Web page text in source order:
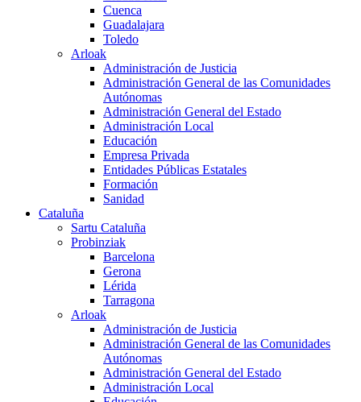
Cuenca
Guadalajara
Toledo
Arloak
Administración de Justicia
Administración General de las Comunidades
Autónomas
Administración General del Estado
Administración Local
Educación
Empresa Privada
Entidades Públicas Estatales
Formación
Sanidad
Cataluña
Sartu Cataluña
Probinziak
Barcelona
Gerona
Lérida
Tarragona
Arloak
Administración de Justicia
Administración General de las Comunidades
Autónomas
Administración General del Estado
Administración Local